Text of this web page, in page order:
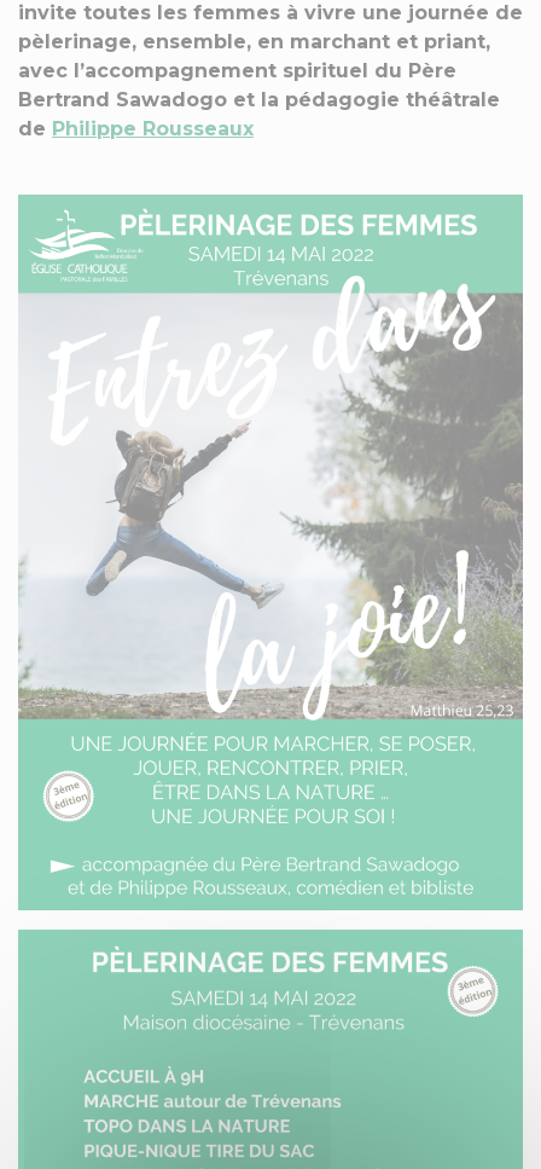
invite toutes les femmes à vivre une journée de
pèlerinage, ensemble, en marchant et priant,
avec l’accompagnement spirituel du Père
Bertrand Sawadogo et la pédagogie théâtrale
de Philippe Rousseaux